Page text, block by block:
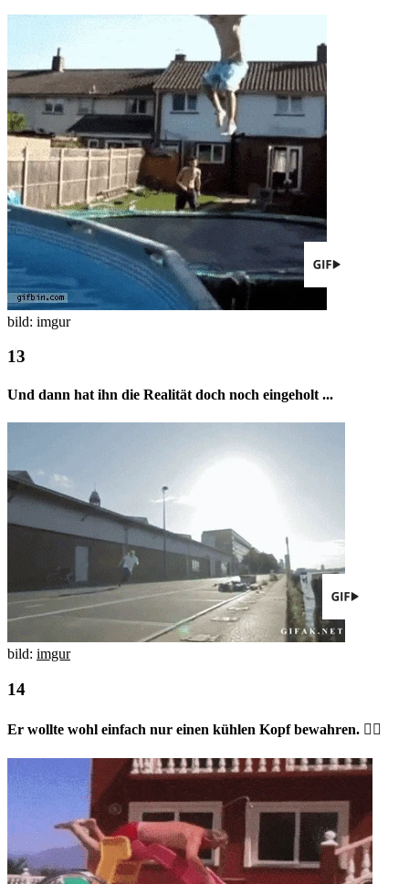
bild: imgur
Und dann hat ihn die Realität doch noch eingeholt ...
bild: imgur
Er wollte wohl einfach nur einen kühlen Kopf bewahren. 🤷‍♂️